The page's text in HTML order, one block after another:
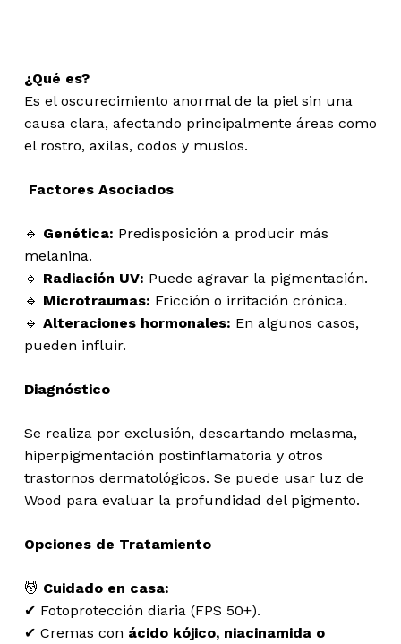
¿Qué es?
Es el oscurecimiento anormal de la piel sin una
causa clara, afectando principalmente áreas como
el rostro, axilas, codos y muslos.
Factores Asociados
🔹 Genética: Predisposición a producir más
melanina.
🔹 Radiación UV: Puede agravar la pigmentación.
🔹 Microtraumas: Fricción o irritación crónica.
🔹 Alteraciones hormonales: En algunos casos,
pueden influir.
Diagnóstico
Se realiza por exclusión, descartando melasma,
hiperpigmentación postinflamatoria y otros
trastornos dermatológicos. Se puede usar luz de
Wood para evaluar la profundidad del pigmento.
Opciones de Tratamiento
💆 Cuidado en casa:
✔ Fotoprotección diaria (FPS 50+).
✔ Cremas con ácido kójico, niacinamida o